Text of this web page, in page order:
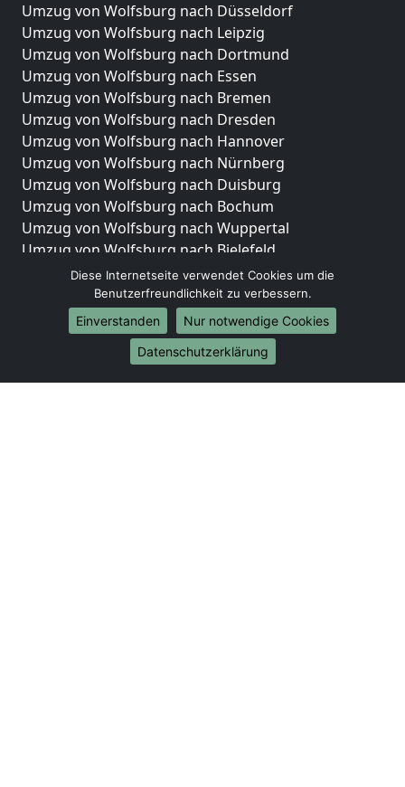
Umzug von Wolfsburg nach Düsseldorf
Umzug von Wolfsburg nach Leipzig
Umzug von Wolfsburg nach Dortmund
Umzug von Wolfsburg nach Essen
Umzug von Wolfsburg nach Bremen
Umzug von Wolfsburg nach Dresden
Umzug von Wolfsburg nach Hannover
Umzug von Wolfsburg nach Nürnberg
Umzug von Wolfsburg nach Duisburg
Umzug von Wolfsburg nach Bochum
Umzug von Wolfsburg nach Wuppertal
Umzug von Wolfsburg nach Bielefeld
Umzug von Wolfsburg nach Bonn
Umzug von Wolfsburg nach Münster
Internationale-Umzüge
Umzug von Wolfsburg nach Brasilien
Umzug von Wolfsburg nach Brasilien
Diese Internetseite verwendet Cookies um die
Benutzerfreundlichkeit zu verbessern.
Einverstanden
Nur notwendige Cookies
Datenschutzerklärung